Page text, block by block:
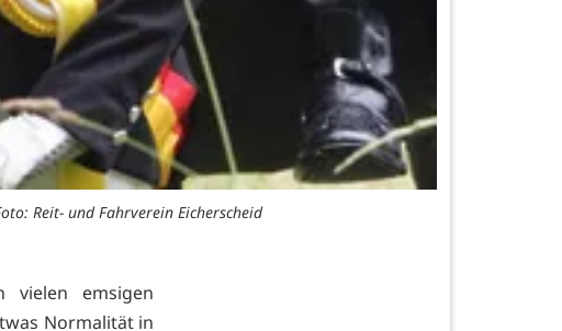
Reit- und Fahrverein Eicherscheid
vielen emsigen
Normalität in